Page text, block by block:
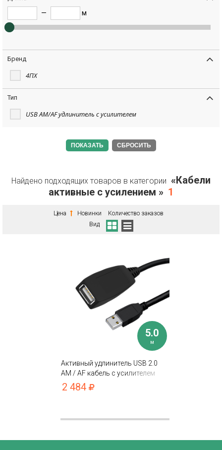
— м
Бренд
4ПХ
Тип
USB AM/AF удлинитель с усилителем
СБРОСИТЬ
Найдено подходящих товаров в категории «Кабели
активные с усилением » 1
Цена Новинки
Количество заказов
Вид
5.0
м
Активный удлинитель USB 2.0
AM / AF кабель с усилителем
сигнала + разъём для
доп.питания
2 484